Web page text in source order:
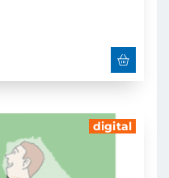
digital